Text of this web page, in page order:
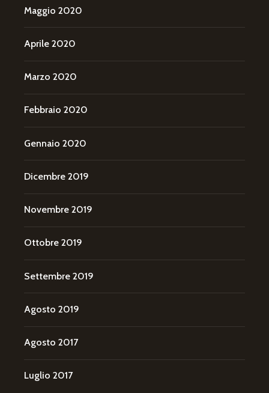
Maggio 2020
Aprile 2020
Marzo 2020
Febbraio 2020
Gennaio 2020
Dicembre 2019
Novembre 2019
Ottobre 2019
Settembre 2019
Agosto 2019
Agosto 2017
Luglio 2017